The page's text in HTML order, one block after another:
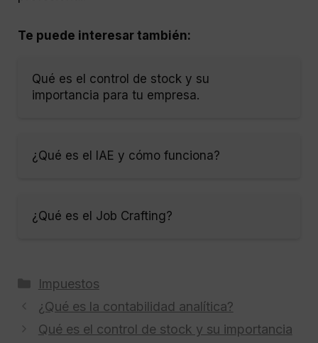
Te puede interesar también:
Qué es el control de stock y su
importancia para tu empresa.
¿Qué es el IAE y cómo funciona?
¿Qué es el Job Crafting?
Categorías
Impuestos
¿Qué es la contabilidad analítica?
Qué es el control de stock y su importancia